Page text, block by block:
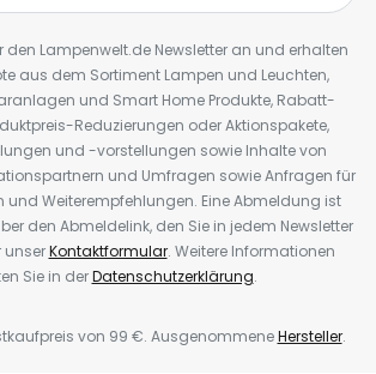
den Lampenwelt.de Newsletter an und erhalten
aus dem Sortiment Lampen und Leuchten,
und Smart Home Produkte, Rabatt-
Reduzierungen oder Aktionspakete,
und -vorstellungen sowie Inhalte von
und Umfragen sowie Anfragen für
und Weiterempfehlungen. Eine Abmeldung ist
den Abmeldelink, den Sie in jedem Newsletter
unserKontaktformular. Weitere Informationen
Sie in derDatenschutzerklärung.
von 99 €. AusgenommeneHersteller.